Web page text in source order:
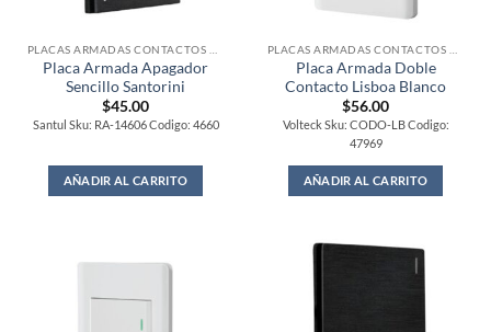
Placa Armada Apagador
Sencillo Santorini
$45.00
Santul Sku: RA-14606 Codigo: 4660
AÑADIR AL CARRITO
Placa Armada Doble
Contacto Lisboa Blanco
$56.00
Volteck Sku: CODO-LB Codigo:
47969
AÑADIR AL CARRITO